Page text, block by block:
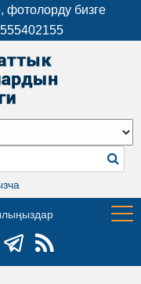
бизге